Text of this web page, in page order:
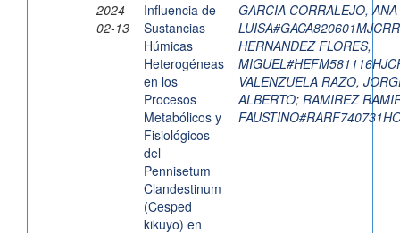
2024-
02-13
Influencia de
Sustancias
Húmicas
Heterogéneas
en los
Procesos
Metabólicos y
Fisiológicos
del
Pennisetum
Clandestinum
(Cesped
kikuyo) en
GARCIA CORRALEJO, ANA
HERNANDEZ FLORES,
VALENZUELA RAZO,
ALBERTO; RAMIREZ